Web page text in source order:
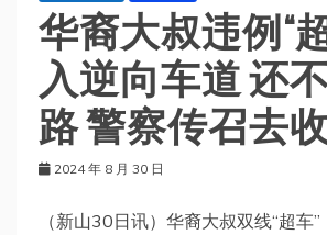
华裔大叔违例“
入逆向车道 还
路 警察传召去
2024 年 8 月 30 日
（新山30日讯）华裔大叔双线“超车